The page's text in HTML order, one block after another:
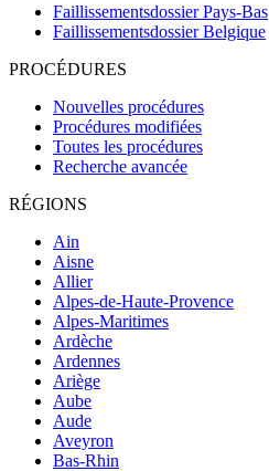
Faillissementsdossier Pays-Bas
Faillissementsdossier Belgique
PROCÉDURES
Nouvelles procédures
Procédures modifiées
Toutes les procédures
Recherche avancée
RÉGIONS
Ain
Aisne
Allier
Alpes-de-Haute-Provence
Alpes-Maritimes
Ardèche
Ardennes
Ariège
Aube
Aude
Aveyron
Bas-Rhin